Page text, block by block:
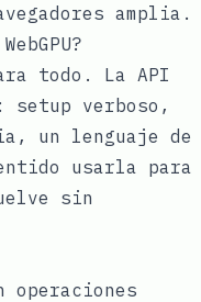
amplia.
todo. La API
verboso,
un lenguaje de
usarla para
sin
operaciones